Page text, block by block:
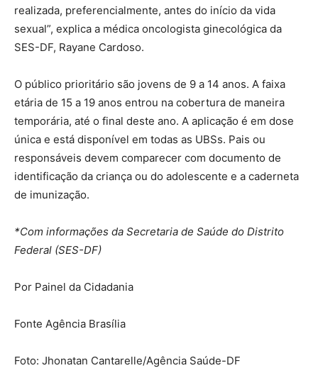
realizada, preferencialmente, antes do início da vida
sexual”, explica a médica oncologista ginecológica da
SES-DF, Rayane Cardoso.
O público prioritário são jovens de 9 a 14 anos. A faixa
etária de 15 a 19 anos entrou na cobertura de maneira
temporária, até o final deste ano. A aplicação é em dose
única e está disponível em todas as UBSs. Pais ou
responsáveis devem comparecer com documento de
identificação da criança ou do adolescente e a caderneta
de imunização.
*Com informações da Secretaria de Saúde do Distrito
Federal (SES-DF)
Por Painel da Cidadania
Fonte Agência Brasília
Foto: Jhonatan Cantarelle/Agência Saúde-DF